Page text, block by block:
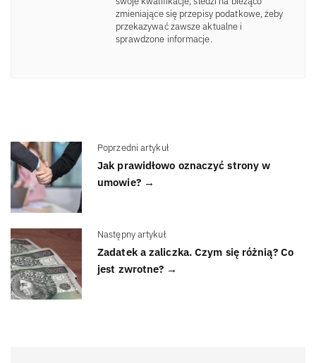
zmieniające się przepisy podatkowe, żeby
przekazywać zawsze aktualne i
sprawdzone informacje.
Poprzedni artykuł
Jak prawidłowo oznaczyć strony w
umowie? →
Następny artykuł
Zadatek a zaliczka. Czym się różnią? Co
jest zwrotne? →